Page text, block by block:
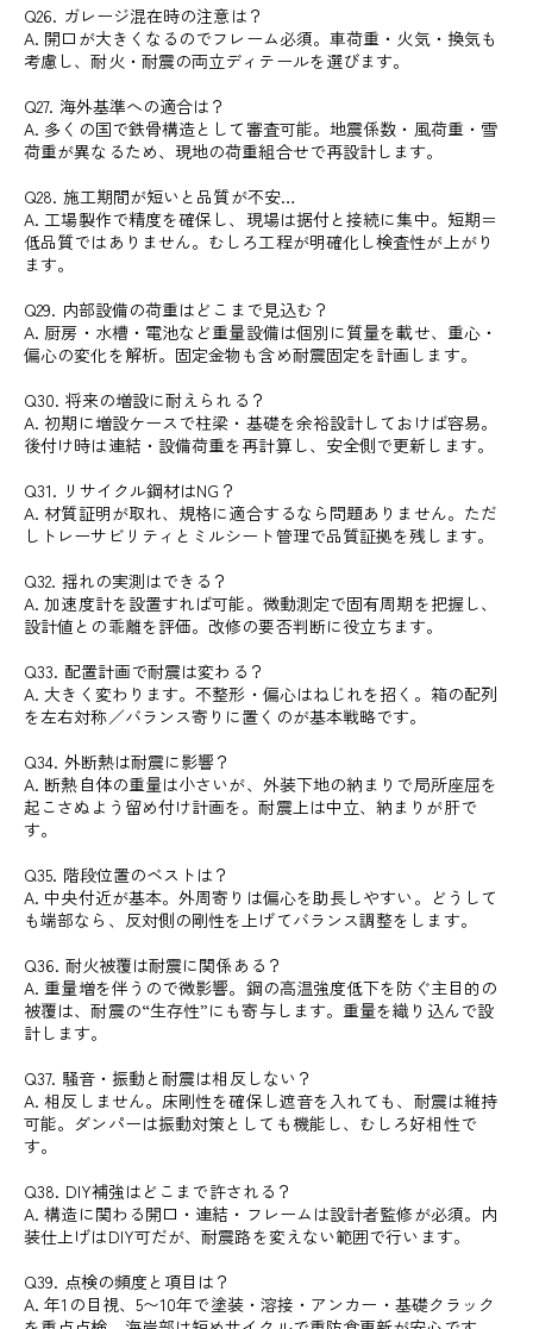
Q26. ガレージ混在時の注意は？
A. 開口が大きくなるのでフレーム必須。車荷重・火気・換気も
考慮し、耐火・耐震の両立ディテールを選びます。
Q27. 海外基準への適合は？
A. 多くの国で鉄骨構造として審査可能。地震係数・風荷重・雪
荷重が異なるため、現地の荷重組合せで再設計します。
Q28. 施工期間が短いと品質が不安…
A. 工場製作で精度を確保し、現場は据付と接続に集中。短期＝
低品質ではありません。むしろ工程が明確化し検査性が上がり
ます。
Q29. 内部設備の荷重はどこまで見込む？
A. 厨房・水槽・電池など重量設備は個別に質量を載せ、重心・
偏心の変化を解析。固定金物も含め耐震固定を計画します。
Q30. 将来の増設に耐えられる？
A. 初期に増設ケースで柱梁・基礎を余裕設計しておけば容易。
後付け時は連結・設備荷重を再計算し、安全側で更新します。
Q31. リサイクル鋼材はNG？
A. 材質証明が取れ、規格に適合するなら問題ありません。ただ
しトレーサビリティとミルシート管理で品質証拠を残します。
Q32. 揺れの実測はできる？
A. 加速度計を設置すれば可能。微動測定で固有周期を把握し、
設計値との乖離を評価。改修の要否判断に役立ちます。
Q33. 配置計画で耐震は変わる？
A. 大きく変わります。不整形・偏心はねじれを招く。箱の配列
を左右対称／バランス寄りに置くのが基本戦略です。
Q34. 外断熱は耐震に影響？
A. 断熱自体の重量は小さいが、外装下地の納まりで局所座屈を
起こさぬよう留め付け計画を。耐震上は中立、納まりが肝で
す。
Q35. 階段位置のベストは？
A. 中央付近が基本。外周寄りは偏心を助長しやすい。どうして
も端部なら、反対側の剛性を上げてバランス調整をします。
Q36. 耐火被覆は耐震に関係ある？
A. 重量増を伴うので微影響。鋼の高温強度低下を防ぐ主目的の
被覆は、耐震の“生存性”にも寄与します。重量を織り込んで設
計します。
Q37. 騒音・振動と耐震は相反しない？
A. 相反しません。床剛性を確保し遮音を入れても、耐震は維持
可能。ダンパーは振動対策としても機能し、むしろ好相性で
す。
Q38. DIY補強はどこまで許される？
A. 構造に関わる開口・連結・フレームは設計者監修が必須。内
装仕上げはDIY可だが、耐震路を変えない範囲で行います。
Q39. 点検の頻度と項目は？
A. 年1の目視、5〜10年で塗装・溶接・アンカー・基礎クラック